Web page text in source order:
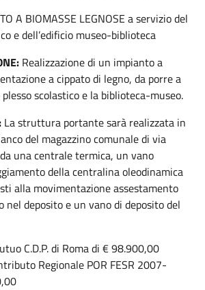
A BIOMASSE LEGNOSE a servizio del
e dell’edificio museo-biblioteca
Realizzazione di un impianto a
a cippato di legno, da porre a
scolastico e la biblioteca-museo.
La struttura portante sarà realizzata in
del magazzino comunale di via
una centrale termica, un vano
della centralina oleodinamica
alla movimentazione assestamento
nel deposito e un vano di deposito del
C.D.P. di Roma di € 98.900,00
Regionale POR FESR 2007-